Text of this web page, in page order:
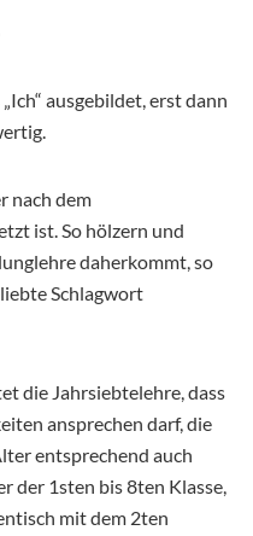
ausgebildet, erst dann
nach dem
ist. So hölzern und
daherkommt, so
Schlagwort
die Jahrsiebtelehre, dass
ansprechen darf, die
entsprechend auch
der 1sten bis 8ten Klasse,
mit dem 2ten